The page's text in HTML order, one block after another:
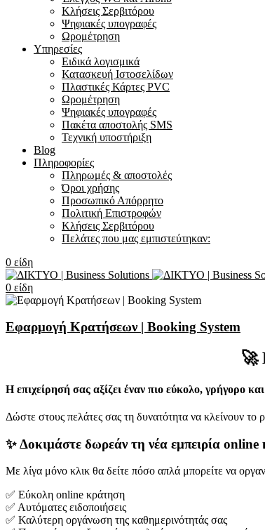
Κλήσεις Σερβιτόρου
Ψηφιακές υπογραφές
Ωρομέτρηση
Υπηρεσίες
Ειδικά λογισμικά
Κατασκευή Ιστοσελίδων
Πλαστικές Κάρτες PVC
Ωρομέτρηση
Ψηφιακές υπογραφές
Πακέτα αποστολής SMS
Τεχνική υποστήριξη
Blog
Πληροφορίες
Πληρωμές & αποστολές
Όροι χρήσης
Προσωπικό Απόρρητο
Πολιτική Επιστροφών
Κλήσεις Σερβιτόρου
Πελάτες που μας εμπιστεύτηκαν:
0 είδη
0 είδη
Εφαρμογή Κρατήσεων | Booking System
🚀
Η επιχείρησή σας αξίζει έναν πιο εύκολο, γρήγορο
Δώστε στους πελάτες σας τη δυνατότητα να κλείνουν
✨ Δοκιμάστε δωρεάν τη νέα εμπειρία
Με λίγα μόνο κλικ θα δείτε πόσο απλά μπορείτε να
✅ Εύκολη online κράτηση
✅ Αυτόματες ειδοποιήσεις
✅ Καλύτερη οργάνωση της καθημερινότητάς σας